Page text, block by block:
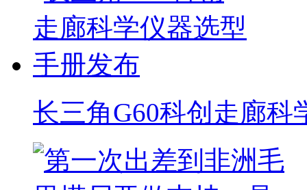
长三角G60科创走廊科